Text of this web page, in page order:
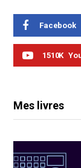
Facebook
1510K
Mes livres